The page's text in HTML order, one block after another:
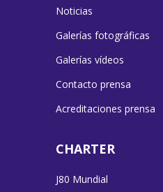
Noticias
Galerías fotográficas
Galerías vídeos
Contacto prensa
Acreditaciones prensa
CHARTER
J80 Mundial